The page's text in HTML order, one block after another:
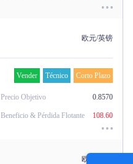
欧元/英镑
Vender Técnico Corto Plazo
Precio Objetivo 0.8570
Beneficio & Pérdida Flotante 108.60
欧元/瑞郎